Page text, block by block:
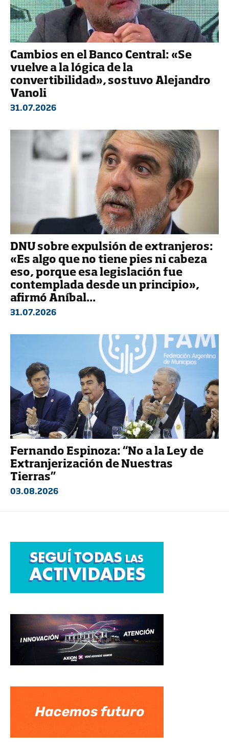
Cambios en el Banco Central: «Se
vuelve a la lógica de la
convertibilidad», sostuvo Alejandro
Vanoli
31.07.2026
DNU sobre expulsión de extranjeros:
«Es algo que no tiene pies ni cabeza
eso, porque esa legislación fue
contemplada desde un principio»,
afirmó Aníbal...
31.07.2026
Fernando Espinoza: “No a la Ley de
Extranjerización de Nuestras
Tierras”
03.08.2026